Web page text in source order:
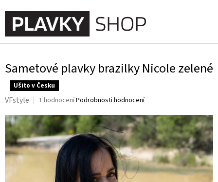
na
obsah
Sametové plavky brazilky Nicole zelené
Ušito v Česku
Průměrné
produktu
je
5,0
z
5
hvězdiček.
1 hodnoceníPodrobnosti hodnocení
VFstyle